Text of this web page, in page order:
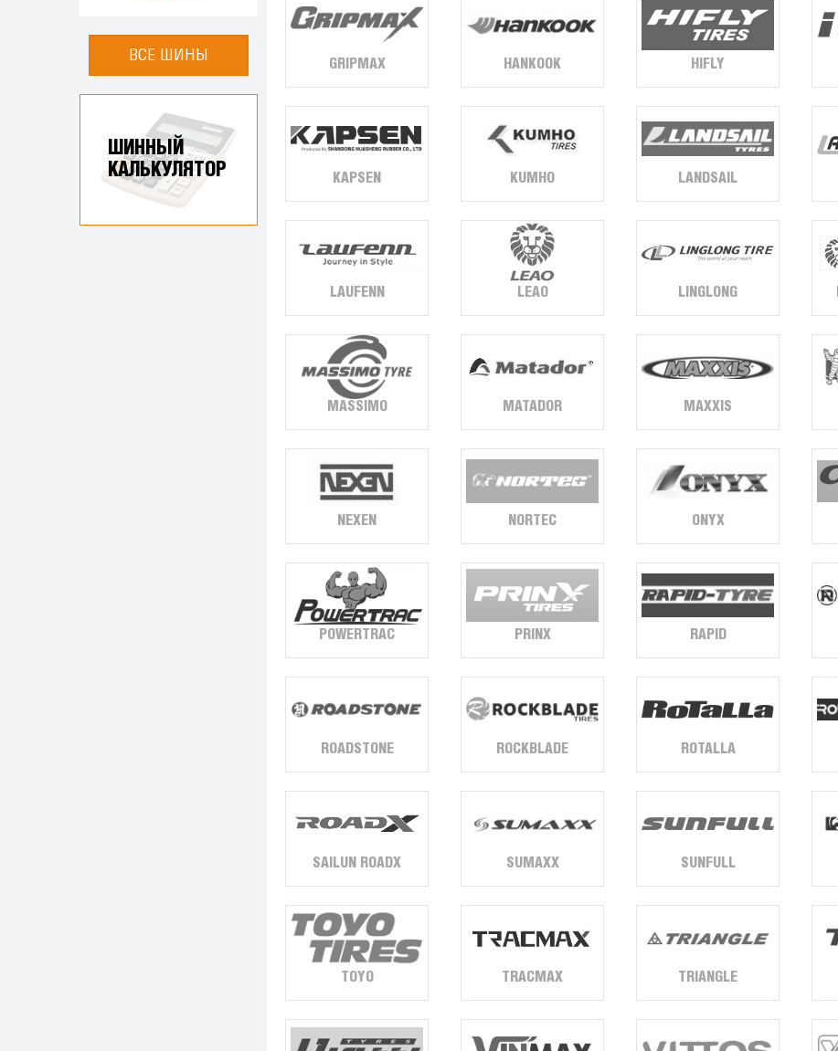
ВСЕ ШИНЫ
ШИННЫЙ
КАЛЬКУЛЯТОР
GRIPMAX HANKOOK HIFLY
KAPSEN KUMHO LANDSAIL
LAUFENN LEAO LINGLONG
MASSIMO MATADOR MAXXIS
NEXEN NORTEC ONYX
POWERTRAC PRINX RAPID
ROADSTONE ROCKBLADE ROTALLA
SAILUN ROADX SUMAXX SUNFULL
TOYO TRACMAX TRIANGLE